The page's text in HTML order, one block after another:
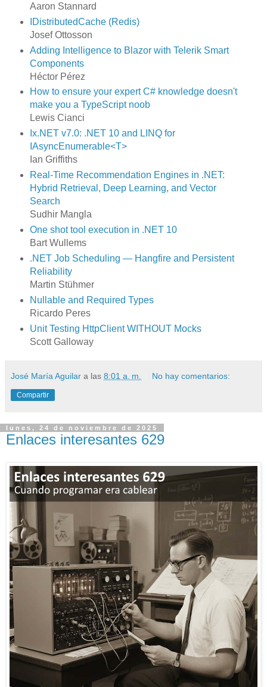
Aaron Stannard
IDistributedCache (Redis)
Josef Ottosson
Adding Intelligence to Blazor with Telerik Smart
Components
Héctor Pérez
How to ensure your expert C# knowledge doesn't
make you a TypeScript noob
Lewis Cianci
Ix.NET v7.0: .NET 10 and LINQ for
IAsyncEnumerable<T>
Ian Griffiths
Real-Time Recommendation Engines in .NET:
Hybrid Retrieval, Deep Learning, and Vector
Search
Sudhir Mangla
One shot tool execution in .NET 10
Bart Wullems
.NET Job Scheduling — Hangfire and Persistent
Reliability
Martin Stühmer
Nullable and Required Types
Ricardo Peres
Unit Testing HttpClient WITHOUT Mocks
Scott Galloway
José María Aguilar a las 8:01 a. m. No hay comentarios:
Compartir
lunes, 24 de noviembre de 2025
Enlaces interesantes 629